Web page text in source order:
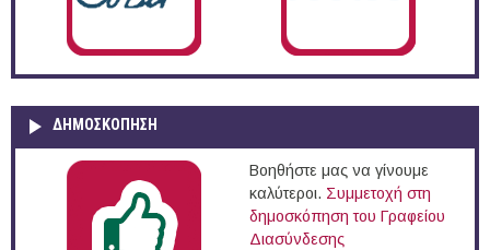
ΔΗΜΟΣΚΌΠΗΣΗ
Βοηθήστε μας να γίνουμε
καλύτεροι. Συμμετοχή στη
δημοσκόπηση του Γραφείου
Διασύνδεσης